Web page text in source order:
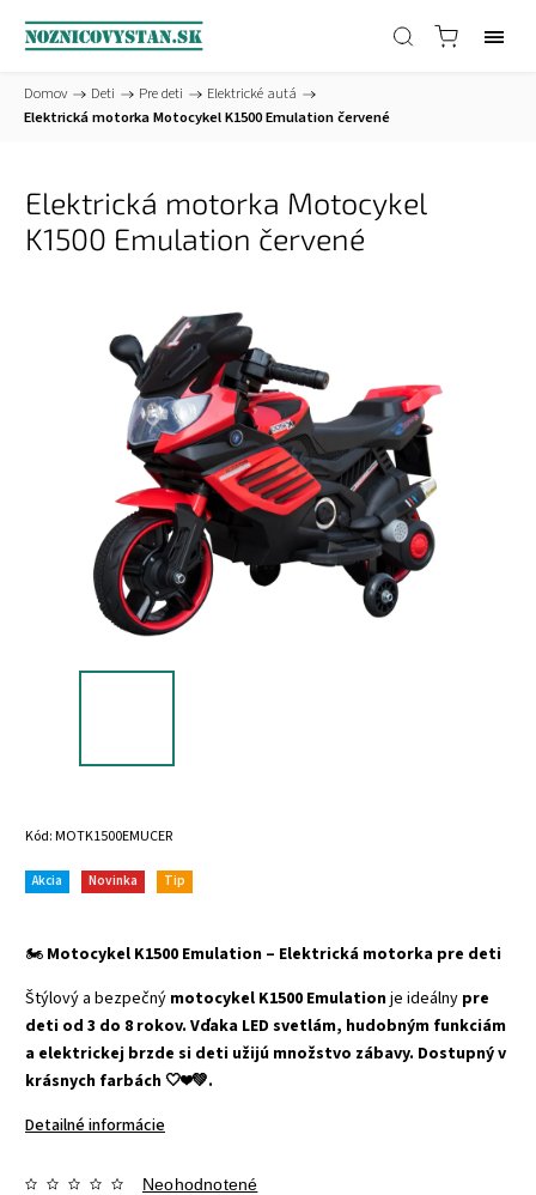
Domov / Deti / Pre deti / Elektrické autá /
Elektrická motorka Motocykel K1500 Emulation červené
Elektrická motorka Motocykel
K1500 Emulation červené
Kód:MOTK1500EMUCER
Akcia Novinka Tip
🏍️ Motocykel K1500 Emulation – Elektrická motorka pre deti
Štýlový a bezpečný motocykel K1500 Emulationje ideálny pre
deti od 3 do 8 rokov. Vďaka LED svetlám, hudobným funkciám
a elektrickej brzde si deti užijú množstvo zábavy. Dostupný v
krásnych farbách 🤍❤️💚.
Detailné informácie
Neohodnotené